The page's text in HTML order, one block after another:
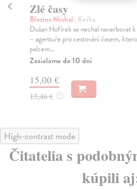
Zlé časy
Březina Michal | Kniha
Dušan Hofírek se nechal naverbovat
– agentuře pro cestování časem,
palcem...
Zasielame do 10 dní
15,00 €
15,46 € ?
High-contrast mode
Čitatelia s
kúpili